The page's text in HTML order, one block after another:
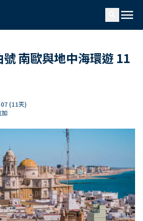
menu
南歐與地中海環遊 11
(11天)
加